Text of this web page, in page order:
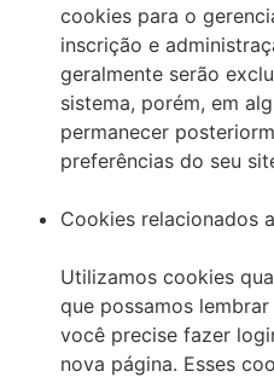
cookies para o
inscrição e
geralmente serão
sistema, porém, em
permanecer
preferências do seu
Cookies relacionados
Utilizamos cookies
que possamos
você precise fazer
nova página. Esses